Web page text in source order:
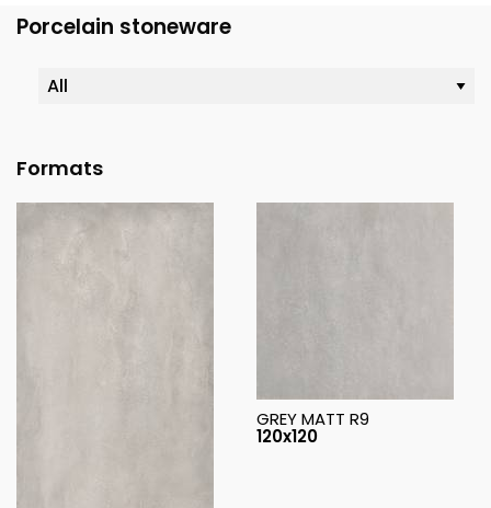
Porcelain stoneware
Formats
GREY MATT R9
120x120